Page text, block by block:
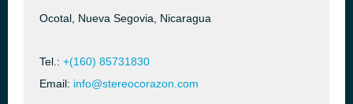
Ocotal, Nueva Segovia, Nicaragua
Tel.: +(160) 85731830
Email: info@stereocorazon.com